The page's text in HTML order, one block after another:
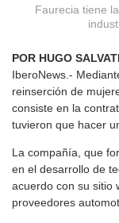
Faurecia tiene
POR HUGO
IberoNews.-
reinserción de
consiste en la
tuvieron que hacer
La compañía, que
en el desarrollo de
acuerdo con su sitio
proveedores